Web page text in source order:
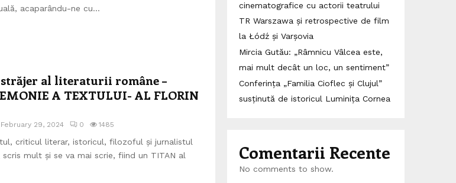
acaparându-ne cu...
al literaturii române –
A TEXTULUI- AL FLORIN
February 29, 2024 0 1485
criticul literar, istoricul, filozoful și jurnalistul
scris mult și se va mai scrie, fiind un TITAN al
cinematografice cu actorii teatrului
TR Warszawa și retrospective de film
la Łódź și Varșovia
Mircia Gutău: „Râmnicu Vâlcea este,
mai mult decât un loc, un sentiment”
Conferința „Familia Cioflec și Clujul”
susținută de istoricul Luminița Cornea
Comentarii Recente
No comments to show.